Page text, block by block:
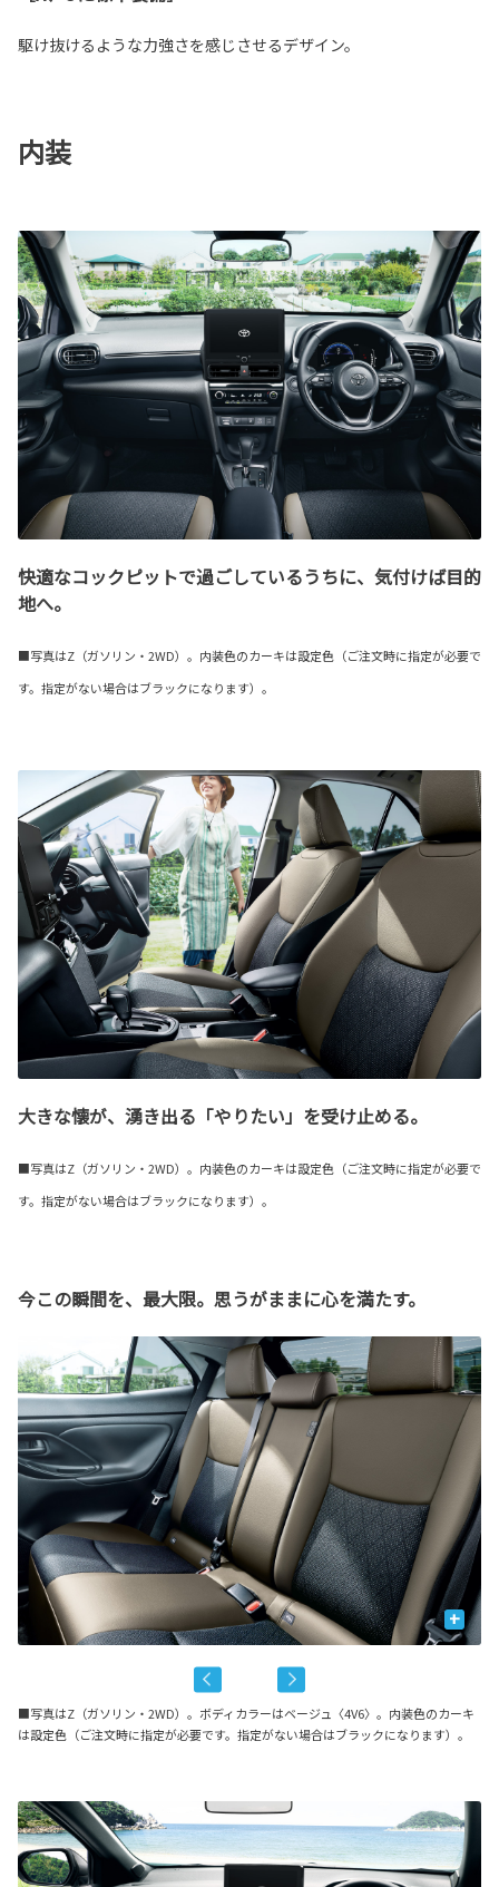
駆け抜けるような力強さを感じさせるデザイン。
内装
快適なコックピットで過ごしているうちに、気付けば目的
地へ。
■写真はZ（ガソリン・2WD）。内装色のカーキは設定色（ご注文時に指定が必要で
す。指定がない場合はブラックになります）。
大きな懐が、湧き出る「やりたい」を受け止める。
■写真はZ（ガソリン・2WD）。内装色のカーキは設定色（ご注文時に指定が必要で
す。指定がない場合はブラックになります）。
今この瞬間を、最大限。思うがままに心を満たす。
+
■写真はZ（ガソリン・2WD）。ボディカラーはベージュ〈4V6〉。内装色のカーキ
は設定色（ご注文時に指定が必要です。指定がない場合はブラックになります）。